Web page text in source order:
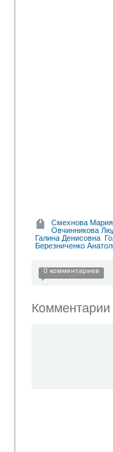
Смехнова
Овчинникова
Галина Денисовна
Березниченко
0 комментариев
Комментарии